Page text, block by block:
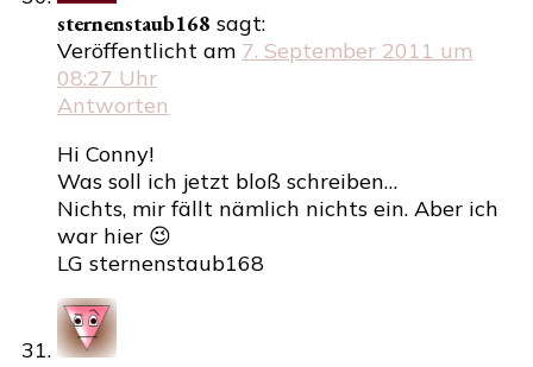
sternenstaub168 sagt:
Veröffentlicht am 7. September 2011 um
08:27 Uhr
Antworten
Hi Conny!
Was soll ich jetzt bloß schreiben…
Nichts, mir fällt nämlich nichts ein. Aber ich
war hier 😉
LG sternenstaub168